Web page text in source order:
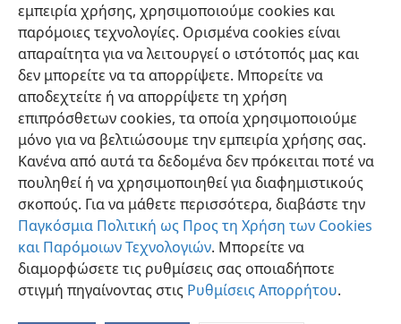
εμπειρία χρήσης, χρησιμοποιούμε cookies και
παρόμοιες τεχνολογίες. Ορισμένα cookies είναι
απαραίτητα για να λειτουργεί ο ιστότοπός μας και
δεν μπορείτε να τα απορρίψετε. Μπορείτε να
αποδεχτείτε ή να απορρίψετε τη χρήση
επιπρόσθετων cookies, τα οποία χρησιμοποιούμε
μόνο για να βελτιώσουμε την εμπειρία χρήσης σας.
Κανένα από αυτά τα δεδομένα δεν πρόκειται ποτέ να
πουληθεί ή να χρησιμοποιηθεί για διαφημιστικούς
σκοπούς. Για να μάθετε περισσότερα, διαβάστε την
Παγκόσμια Πολιτική ως Προς τη Χρήση των Cookies
και Παρόμοιων Τεχνολογιών. Μπορείτε να
διαμορφώσετε τις ρυθμίσεις σας οποιαδήποτε
στιγμή πηγαίνοντας στις Ρυθμίσεις Απορρήτου.
κάθε αμαρτία.+
Ελληνική Προτιμήσεις
Copyright© 2026 Watch Tower Bible and Tract Society of Pennsylvania
Όροι Χρήσης Πολιτική Απορρήτου
Ρυθμίσεις Απορρήτου
JW.ORG
Σύνδεση